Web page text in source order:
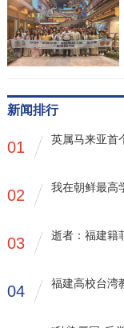
新闻排行
01 英属马来亚首
02 我在朝鲜最高
03 逝者：福建籍
04 福建高校台湾